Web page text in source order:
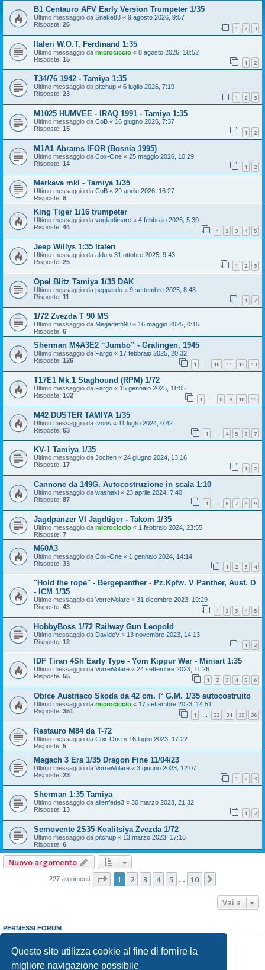
Questo sito utilizza cookie al fine di fornire la
migliore navigazione possibile
B1 Centauro AFV Early Version Trumpeter 1/35
Ultimo messaggio da Snake88 « 9 agosto 2026, 9:57
Risposte: 26 1 2 3
Italeri W.O.T. Ferdinand 1:35
Ultimo messaggio da microciccio « 8 agosto 2026, 18:52
Risposte: 15 1 2
T34/76 1942 - Tamiya 1:35
Ultimo messaggio da pitchup « 6 luglio 2026, 7:19
Risposte: 23 1 2 3
M1025 HUMVEE - IRAQ 1991 - Tamiya 1:35
Ultimo messaggio da CoB « 16 giugno 2026, 7:37
Risposte: 15 1 2
M1A1 Abrams IFOR (Bosnia 1995)
Ultimo messaggio da Cox-One « 25 maggio 2026, 10:29
Risposte: 14 1 2
Merkava mkI - Tamiya 1/35
Ultimo messaggio da CoB « 29 aprile 2026, 16:27
Risposte: 8
King Tiger 1/16 trumpeter
Ultimo messaggio da vogliadimare « 4 febbraio 2026, 5:30
Risposte: 44 1 2 3 4 5
Jeep Willys 1:35 Italeri
Ultimo messaggio da aldo « 31 ottobre 2025, 9:43
Risposte: 25 1 2 3
Opel Blitz Tamiya 1/35 DAK
Ultimo messaggio da peppardo « 9 settembre 2025, 8:48
Risposte: 11 1 2
1/72 Zvezda T 90 MS
Ultimo messaggio da Megadeth90 « 16 maggio 2025, 0:15
Risposte: 6
Sherman M4A3E2 “Jumbo” - Gralingen, 1945
Ultimo messaggio da Fargo « 17 febbraio 2025, 20:32
Risposte: 126 1 … 10 11 12 13
T17E1 Mk.1 Staghound (RPM) 1/72
Ultimo messaggio da Fargo « 15 gennaio 2025, 11:05
Risposte: 102 1 … 8 9 10 11
M42 DUSTER TAMIYA 1/35
Ultimo messaggio da Ivons « 11 luglio 2024, 0:42
Risposte: 63 1 4 5 6 7
KV-1 Tamiya 1/35
Ultimo messaggio da Jochen « 24 giugno 2024, 13:16
Risposte: 17 1 2
Cannone da 149G. Autocostruzione in scala 1:10
Ultimo messaggio da washaki « 23 aprile 2024, 7:40
Risposte: 87 1 6 7 8 9
Jagdpanzer VI Jagdtiger - Takom 1/35
Ultimo messaggio da microciccio « 1 febbraio 2024, 23:55
Risposte: 7
M60A3
Ultimo messaggio da Cox-One « 1 gennaio 2024, 14:14
Risposte: 33 1 2 3 4
"Hold the rope" - Bergepanther - Pz.Kpfw. V Panther, Ausf. D
- ICM 1/35
Ultimo messaggio da VorreiVolare « 31 dicembre 2023, 19:29
Risposte: 43 1 2 3 4 5
HobbyBoss 1/72 Railway Gun Leopold
Ultimo messaggio da DavideV « 13 novembre 2023, 14:13
Risposte: 12 1 2
IDF Tiran 4Sh Early Type - Yom Kippur War - Miniart 1:35
Ultimo messaggio da VorreiVolare « 24 settembre 2023, 11:26
Risposte: 55 1 2 3 4 5 6
Obice Austriaco Skoda da 42 cm. I° G.M. 1/35 autocostruito
Ultimo messaggio da microciccio « 17 settembre 2023, 14:51
Risposte: 351 1 … 33 34 35 36
Restauro M84 da T-72
Ultimo messaggio da Cox-One « 16 luglio 2023, 17:22
Risposte: 5
Magach 3 Era 1/35 Dragon Fine 11/04/23
Ultimo messaggio da VorreiVolare « 3 giugno 2023, 12:07
Risposte: 23 1 2 3
Sherman 1:35 Tamiya
Ultimo messaggio da allenfede3 « 30 marzo 2023, 21:32
Risposte: 13 1 2
Semovente 2S35 Koalitsiya Zvezda 1/72
Ultimo messaggio da pitchup « 13 marzo 2023, 17:16
Risposte: 6
Nuovo argomento
227 argomenti Pagina di 10
1 2 3 4 5 10
Vai a
PERMESSI FORUM
Non puoi
rispondere negli argomenti
Non puoimodificare i tuoi messaggi
Non puoicancellare i tuoi messaggi